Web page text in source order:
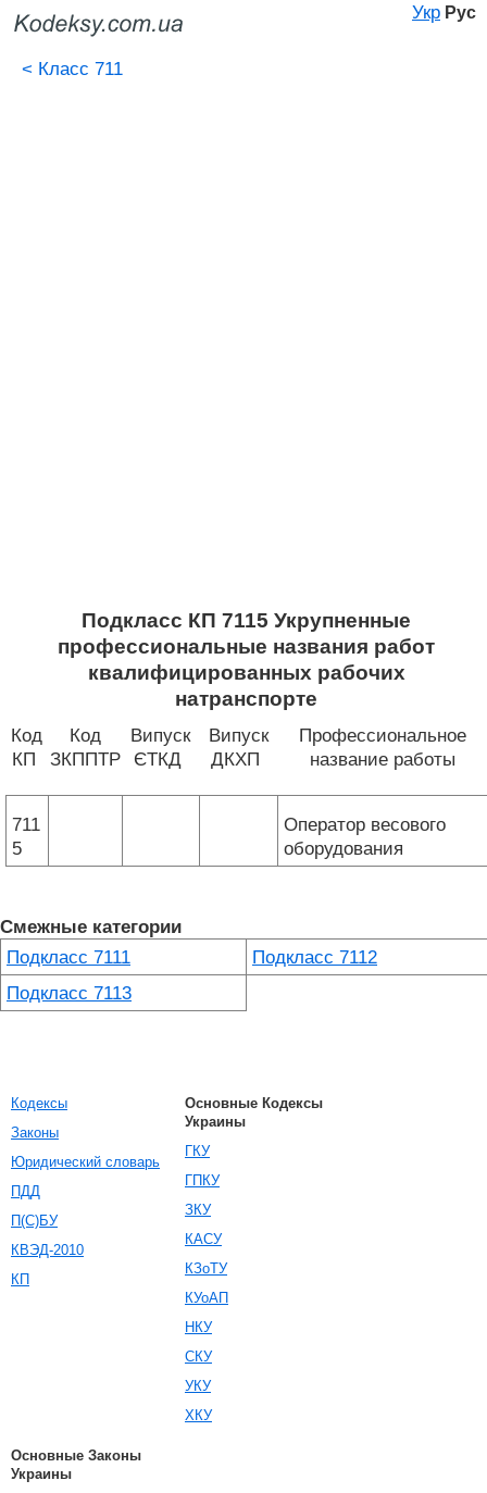
Укр Рус
< Класс 711
Подкласс КП 7115 Укрупненные
профессиональные названия работ
квалифицированных рабочих
натранспорте
Код
КП
Код
ЗКППТР
Випуск
ЄТКД
Випуск
ДКХП
Профессиональное
название работы
711
5
Оператор весового
оборудования
Смежные категории
Подкласс 7111
Подкласс 7112
Подкласс 7113
Кодексы
Законы
Юридический словарь
ПДД
П(С)БУ
КВЭД-2010
КП
Основные Кодексы
Украины
ГКУ
ГПКУ
ЗКУ
КАСУ
КЗоТУ
КУоАП
НКУ
СКУ
УКУ
ХКУ
Основные Законы
Украины